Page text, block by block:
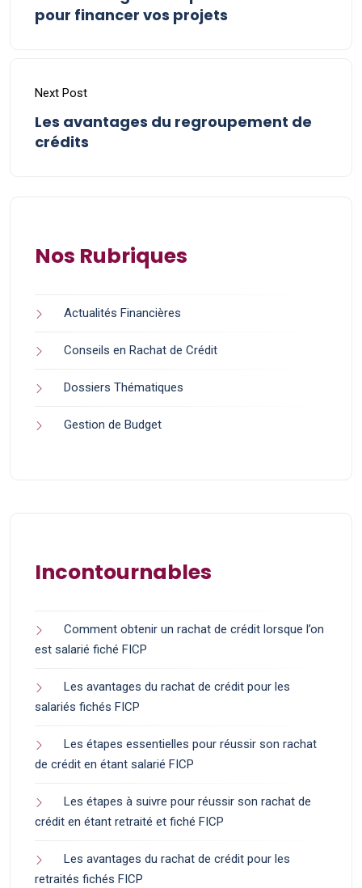
pour financer vos projets
Next Post
Les avantages du regroupement de
crédits
Nos Rubriques
Actualités Financières
Conseils en Rachat de Crédit
Dossiers Thématiques
Gestion de Budget
Incontournables
Comment obtenir un rachat de crédit lorsque l’on
est salarié fiché FICP
Les avantages du rachat de crédit pour les
salariés fichés FICP
Les étapes essentielles pour réussir son rachat
de crédit en étant salarié FICP
Les étapes à suivre pour réussir son rachat de
crédit en étant retraité et fiché FICP
Les avantages du rachat de crédit pour les
retraités fichés FICP